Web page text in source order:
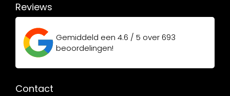
Reviews
Gemiddeld een 4.6 / 5 over693
beoordelingen!
Contact